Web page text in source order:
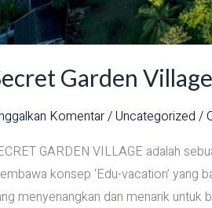
Garden Village
Komentar/Uncategorized /
GARDEN VILLAGE adalah
konsep ‘Edu-vacation’ yang
menyenangkan dan menarik untuk